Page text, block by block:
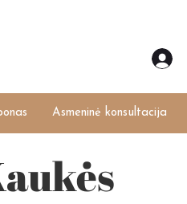
Asmeninė konsultacija